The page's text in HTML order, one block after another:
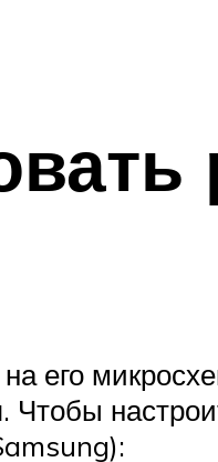
его
Чтобы